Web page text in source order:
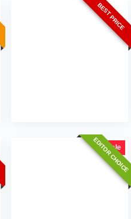
BEST PRICE
EDITOR CHOICE
Sale!